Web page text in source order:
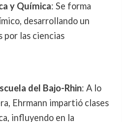
y Química: Se forma
desarrollando un
las ciencias
del Bajo-Rhin: A lo
Ehrmann impartió clases
influyendo en la